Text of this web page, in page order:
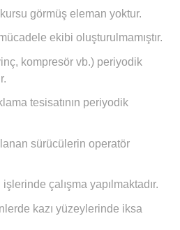
görmüş eleman yoktur.
ekibi oluşturulmamıştır.
kompresör vb.) periyodik
tesisatının periyodik
sürücülerin operatör
işlerinde çalışma yapılmaktadır.
kazı yüzeylerinde iksa